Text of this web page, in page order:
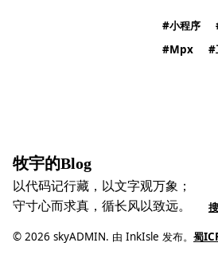
小程序
Mpx
牧宇的Blog
以代码记行藏，以文字观万象；
守寸心而求真，循长风以致远。
© 2026 skyADMIN. 由 InkIsle 发布。 蜀